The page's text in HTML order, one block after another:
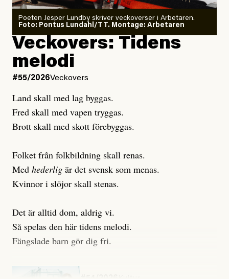
Publicerad6 August, 2026
Uppdaterad6 August, 2026
Joel Kellgren
Publicerad3 August, 2026
Uppdaterad3 August, 2026
Poeten Jesper Lundby skriver veckoverser i Arbetaren.
Foto: Pontus Lundahl/TT. Montage: Arbetaren
Veckovers: Tidens
melodi
#55/2026Veckovers
Land skall med lag byggas.
Fred skall med vapen tryggas.
Brott skall med skott förebyggas.
Folket från folkbildning skall renas.
Med hederlig är det svensk som menas.
Kvinnor i slöjor skall stenas.
Det är alltid dom, aldrig vi.
Så spelas den här tidens melodi.
Fängslade barn gör dig fri.